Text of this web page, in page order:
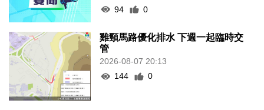
94
0
雞頸馬路優化排水 下週一起臨時交
管
2026-08-07 20:13
144
0